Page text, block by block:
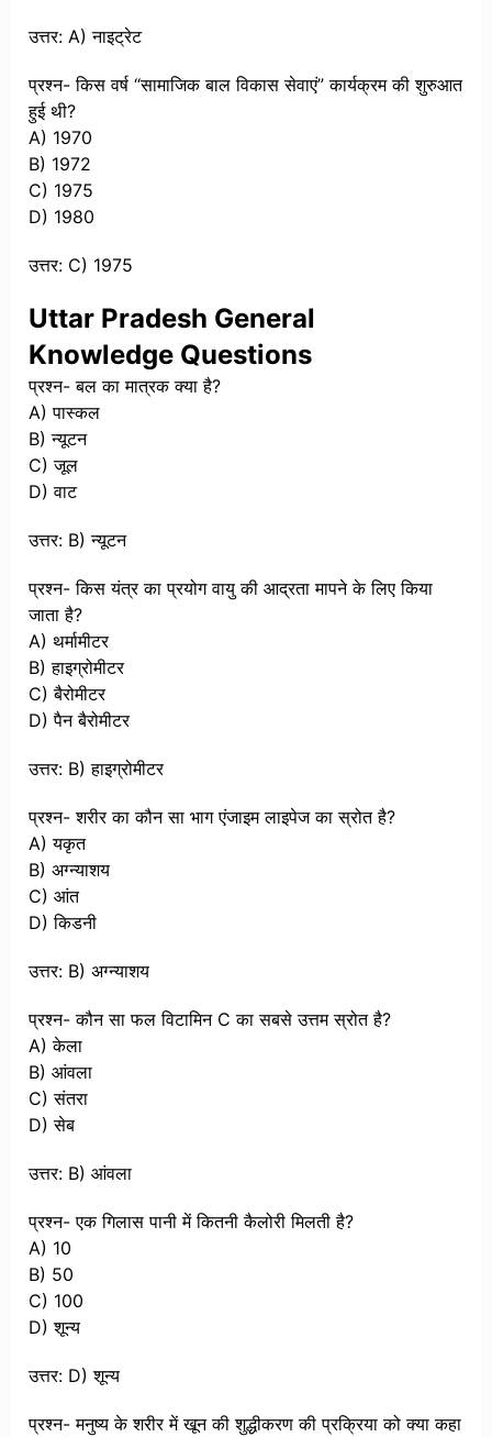
उत्तर: A) नाइट्रेट
प्रश्न- किस वर्ष “सामाजिक बाल विकास सेवाएं” कार्यक्रम की शुरुआत
हुई थी?
A) 1970
B) 1972
C) 1975
D) 1980
उत्तर: C) 1975
Uttar Pradesh General
Knowledge Questions
प्रश्न- बल का मात्रक क्या है?
A) पास्कल
B) न्यूटन
C) जूल
D) वाट
उत्तर: B) न्यूटन
प्रश्न- किस यंत्र का प्रयोग वायु की आद्रता मापने के लिए किया
जाता है?
A) थर्मामीटर
B) हाइग्रोमीटर
C) बैरोमीटर
D) पैन बैरोमीटर
उत्तर: B) हाइग्रोमीटर
प्रश्न- शरीर का कौन सा भाग एंजाइम लाइपेज का स्रोत है?
A) यकृत
B) अग्न्याशय
C) आंत
D) किडनी
उत्तर: B) अग्न्याशय
प्रश्न- कौन सा फल विटामिन C का सबसे उत्तम स्रोत है?
A) केला
B) आंवला
C) संतरा
D) सेब
उत्तर: B) आंवला
प्रश्न- एक गिलास पानी में कितनी कैलोरी मिलती है?
A) 10
B) 50
C) 100
D) शून्य
उत्तर: D) शून्य
प्रश्न- मनुष्य के शरीर में खून की शुद्धीकरण की प्रक्रिया को क्या कहा